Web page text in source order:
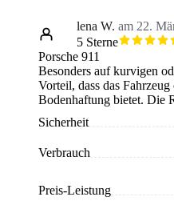
lena W. am 22.
5 Sterne
Porsche 911
Besonders auf kurvigen
Vorteil, dass das
Bodenhaftung bietet. Die
wodurch der Wagen
Straße bleibt. Selbst bei
oder beim schnellen
und kontrolliertes Gefühl.
angenehm. Allerdings
hoch und ich bin der
für Anfänger geeignet ist.
Sicherheit
Verbrauch
Preis-Leistung